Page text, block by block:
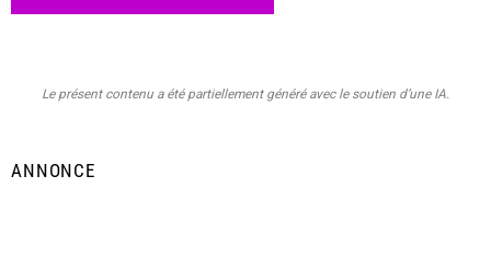
Le présent contenu a été partiellement généré avec le soutien d’une IA.
ANNONCE